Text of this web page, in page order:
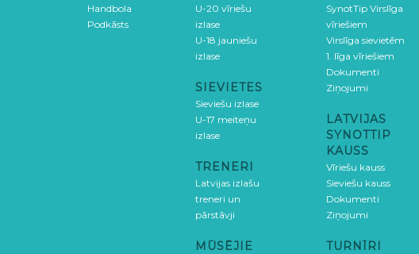
Handbola
Podkāsts
U-20 vīriešu
izlase
U-18 jauniešu
izlase
SIEVIETES
Sieviešu izlase
U-17 meiteņu
izlase
TRENERI
Latvijas izlašu
treneri un
pārstāvji
MŪSĒJIE
SynotTip Virslīga
vīriešiem
Virslīga sievietēm
1. līga vīriešiem
Dokumenti
Ziņojumi
LATVIJAS
SYNOTTIP
KAUSS
Vīriešu kauss
Sieviešu kauss
Dokumenti
Ziņojumi
TURNĪRI